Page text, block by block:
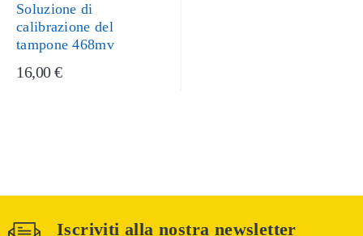
Soluzione di
calibrazione del
tampone 468mv
16,00 €
Iscriviti alla nostra newsletter